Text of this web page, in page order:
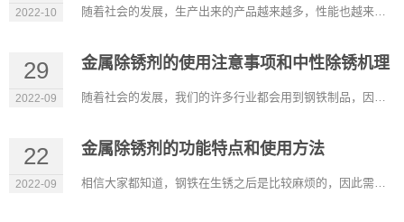
2022-10 随着社会的发展，生产出来的产品越来越多，性能也越来越好，可以满足我们的不同需求。在很多行业除锈剂也是比较常...
29
2022-09
金属除锈剂的使用注意事项和中性除锈机理
随着社会的发展，我们的许多行业都会用到钢铁制品，因此除锈剂也广泛应用这些行业，它比较适用于机械设备、五金工...
22
2022-09
金属除锈剂的功能特点和使用方法
相信大家都知道，钢铁在生锈之后是比较麻烦的，因此需要有除锈的产品，金属除锈剂是可以在裸露的金属表面形成持久...